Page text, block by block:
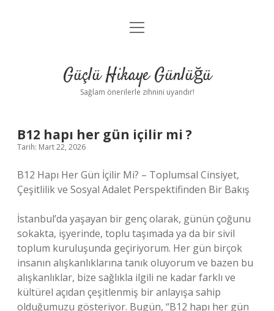
Anasayfa
Yasal Uyarı
menüyü
Güçlü Hikaye Günlüğü
Sağlam önerilerle zihnini uyandır!
B12 hapı her gün içilir mi ?
Tarih: Mart 22, 2026
B12 Hapı Her Gün İçilir Mi? – Toplumsal Cinsiyet,
Çeşitlilik ve Sosyal Adalet Perspektifinden Bir Bakış
İstanbul’da yaşayan bir genç olarak, günün çoğunu
sokakta, işyerinde, toplu taşımada ya da bir sivil
toplum kuruluşunda geçiriyorum. Her gün birçok
insanın alışkanlıklarına tanık oluyorum ve bazen bu
alışkanlıklar, bize sağlıkla ilgili ne kadar farklı ve
kültürel açıdan çeşitlenmiş bir anlayışa sahip
olduğumuzu gösteriyor. Bugün, “B12 hapı her gün